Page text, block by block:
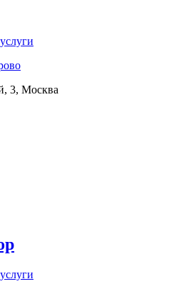
3, Москва